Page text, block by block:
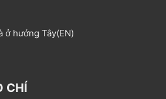
ở hướng Tây(EN)
CHÍ